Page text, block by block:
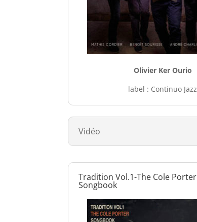
Olivier Ker Ourio
label : Continuo Jazz
Vidéo
Tradition Vol.1-The Cole Porter
Songbook